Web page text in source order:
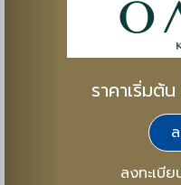
ราคาเริ่มต้น
ลงทะเบี